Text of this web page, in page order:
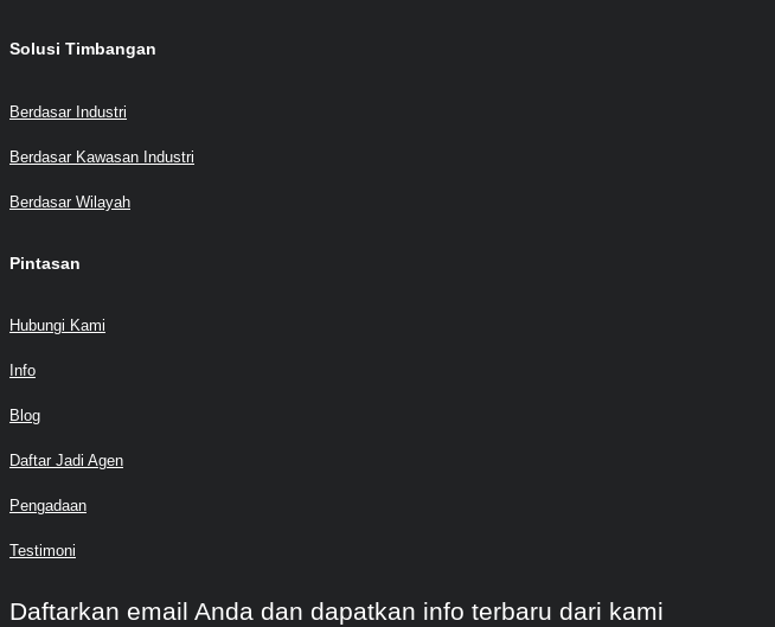
Solusi Timbangan
Berdasar Industri
Berdasar Kawasan Industri
Berdasar Wilayah
Pintasan
Hubungi Kami
Info
Blog
Daftar Jadi Agen
Pengadaan
Testimoni
Daftarkan email Anda dan dapatkan info terbaru dari kami